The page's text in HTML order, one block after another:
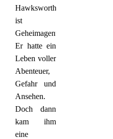
Hawksworth
ist
Geheimagent.
Er hatte ein
Leben voller
Abenteuer,
Gefahr und
Ansehen.
Doch dann
kam ihm
eine